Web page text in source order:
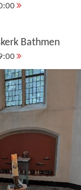
Bathmen